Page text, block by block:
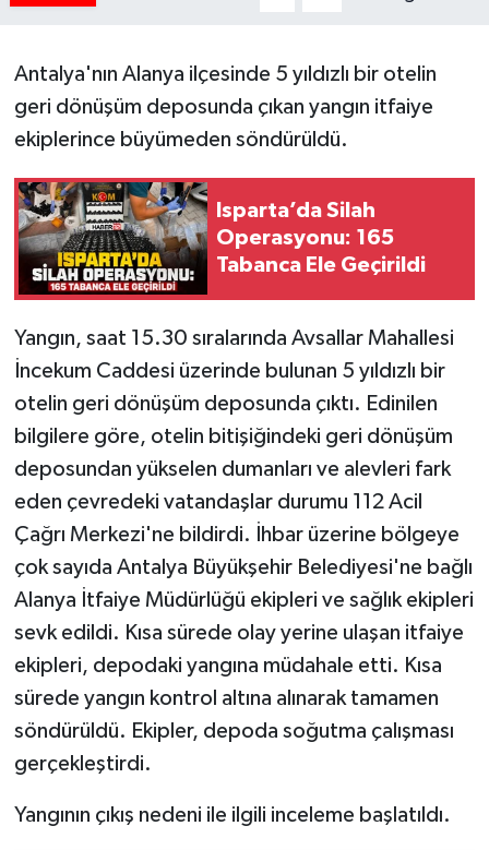
Antalya'nın Alanya ilçesinde 5 yıldızlı bir otelin
geri dönüşüm deposunda çıkan yangın itfaiye
ekiplerince büyümeden söndürüldü.
Isparta’da Silah
Operasyonu: 165
Tabanca Ele Geçirildi
Yangın, saat 15.30 sıralarında Avsallar Mahallesi
İncekum Caddesi üzerinde bulunan 5 yıldızlı bir
otelin geri dönüşüm deposunda çıktı. Edinilen
bilgilere göre, otelin bitişiğindeki geri dönüşüm
deposundan yükselen dumanları ve alevleri fark
eden çevredeki vatandaşlar durumu 112 Acil
Çağrı Merkezi'ne bildirdi. İhbar üzerine bölgeye
çok sayıda Antalya Büyükşehir Belediyesi'ne bağlı
Alanya İtfaiye Müdürlüğü ekipleri ve sağlık ekipleri
sevk edildi. Kısa sürede olay yerine ulaşan itfaiye
ekipleri, depodaki yangına müdahale etti. Kısa
sürede yangın kontrol altına alınarak tamamen
söndürüldü. Ekipler, depoda soğutma çalışması
gerçekleştirdi.
Yangının çıkış nedeni ile ilgili inceleme başlatıldı.
SAĞLIK
Tarihi Yapılarımız
Teknoloji
Türkiye
İletişim
Künye